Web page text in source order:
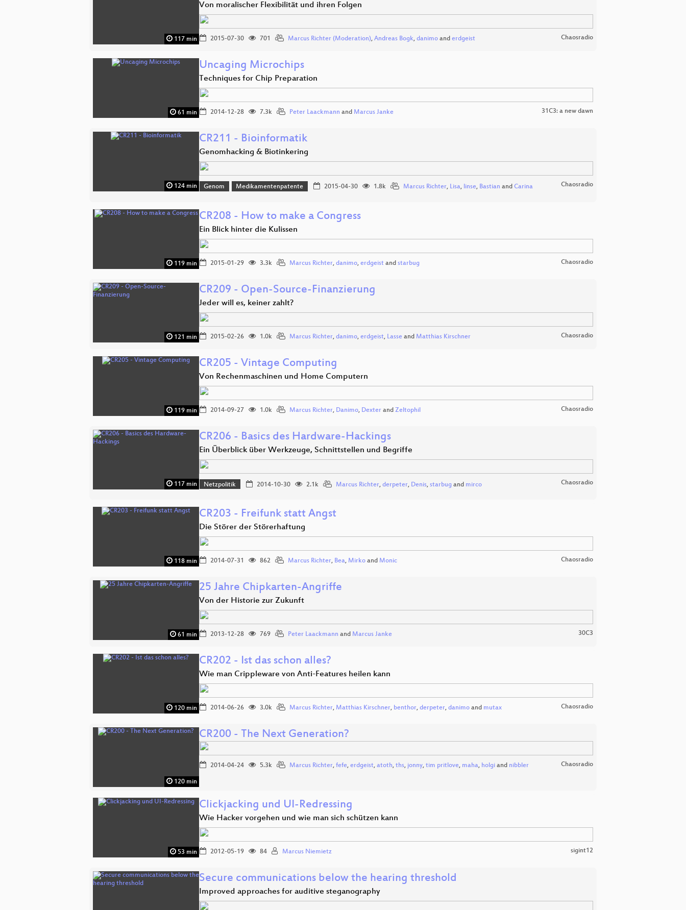
117 min
Von moralischer Flexibilität und ihren Folgen
2015-07-30 701 Marcus Richter (Moderation), Andreas Bogk, danimo and erdgeist Chaosradio
61 min
Uncaging Microchips
Techniques for Chip Preparation
2014-12-28 7.3k Peter Laackmann and Marcus Janke 31C3: a new dawn
124 min
CR211 - Bioinformatik
Genomhacking & Biotinkering
Genom Medikamentenpatente 2015-04-30 1.8k Marcus Richter, Lisa, linse, Bastian and Carina Chaosradio
119 min
CR208 - How to make a Congress
Ein Blick hinter die Kulissen
2015-01-29 3.3k Marcus Richter, danimo, erdgeist and starbug Chaosradio
121 min
CR209 - Open-Source-Finanzierung
Jeder will es, keiner zahlt?
2015-02-26 1.0k Marcus Richter, danimo, erdgeist, Lasse and Matthias Kirschner Chaosradio
119 min
CR205 - Vintage Computing
Von Rechenmaschinen und Home Computern
2014-09-27 1.0k Marcus Richter, Danimo, Dexter and Zeltophil Chaosradio
117 min
CR206 - Basics des Hardware-Hackings
Ein Überblick über Werkzeuge, Schnittstellen und Begriffe
Netzpolitik 2014-10-30 2.1k Marcus Richter, derpeter, Denis, starbugand mirco Chaosradio
118 min
CR203 - Freifunk statt Angst
Die Störer der Störerhaftung
2014-07-31 862 Marcus Richter, Bea, Mirko and Monic Chaosradio
61 min
25 Jahre Chipkarten-Angriffe
Von der Historie zur Zukunft
2013-12-28 769 Peter Laackmann and Marcus Janke 30C3
120 min
CR202 - Ist das schon alles?
Wie man Crippleware von Anti-Features heilen kann
2014-06-26 3.0k Marcus Richter, Matthias Kirschner, benthor, derpeter, danimo and mutax Chaosradio
120 min
CR200 - The Next Generation?
2014-04-24 5.3k Marcus Richter, fefe, erdgeist, atoth, ths, jonny, tim pritlove, maha, holgi and nibbler Chaosradio
53 min
Clickjacking und UI-Redressing
Wie Hacker vorgehen und wie man sich schützen kann
2012-05-19 84 Marcus Niemietz sigint12
Secure communications below the hearing threshold
Improved approaches for auditive steganography